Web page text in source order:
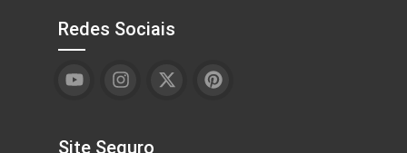
Redes Sociais
Site Seguro